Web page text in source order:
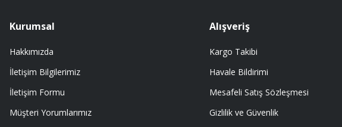
A... Ç... | 11/07/2026
Memnumum
K... N... | 09/07/2026
Kurumsal
Hakkımızda
İletişim Bilgilerimiz
İletişim Formu
Müşteri Yorumlarımız
Alışveriş
Kargo Takibi
Havale Bildirimi
Mesafeli Satış Sözleşmesi
Gizlilik ve Güvenlik